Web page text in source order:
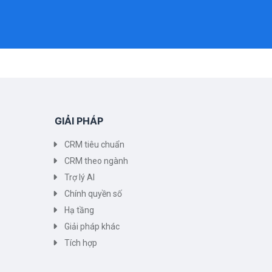
GIẢI PHÁP
CRM tiêu chuẩn
CRM theo ngành
Trợ lý AI
Chính quyền số
Hạ tầng
Giải pháp khác
Tích hợp